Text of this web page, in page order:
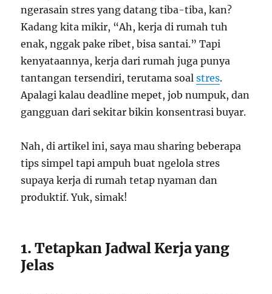
ngerasain stres yang datang tiba-tiba, kan?
Kadang kita mikir, “Ah, kerja di rumah tuh
enak, nggak pake ribet, bisa santai.” Tapi
kenyataannya, kerja dari rumah juga punya
tantangan tersendiri, terutama soalstres.
Apalagi kalau deadline mepet, job numpuk, dan
gangguan dari sekitar bikin konsentrasi buyar.
Nah, di artikel ini, saya mau sharing beberapa
tips simpel tapi ampuh buat ngelola stres
supaya kerja di rumah tetap nyaman dan
produktif. Yuk, simak!
1. Tetapkan Jadwal Kerja yang
Jelas